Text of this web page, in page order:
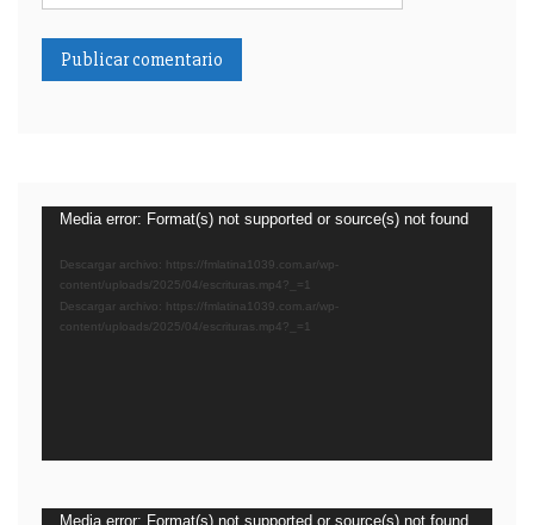
Reproductor
video
Media error: Format(s) not supported or source(s) not found
Descargar archivo: https://fmlatina1039.com.ar/wp-
content/uploads/2025/04/escrituras.mp4?_=1
Descargar archivo: https://fmlatina1039.com.ar/wp-
content/uploads/2025/04/escrituras.mp4?_=1
Media error: Format(s) not supported or source(s) not found